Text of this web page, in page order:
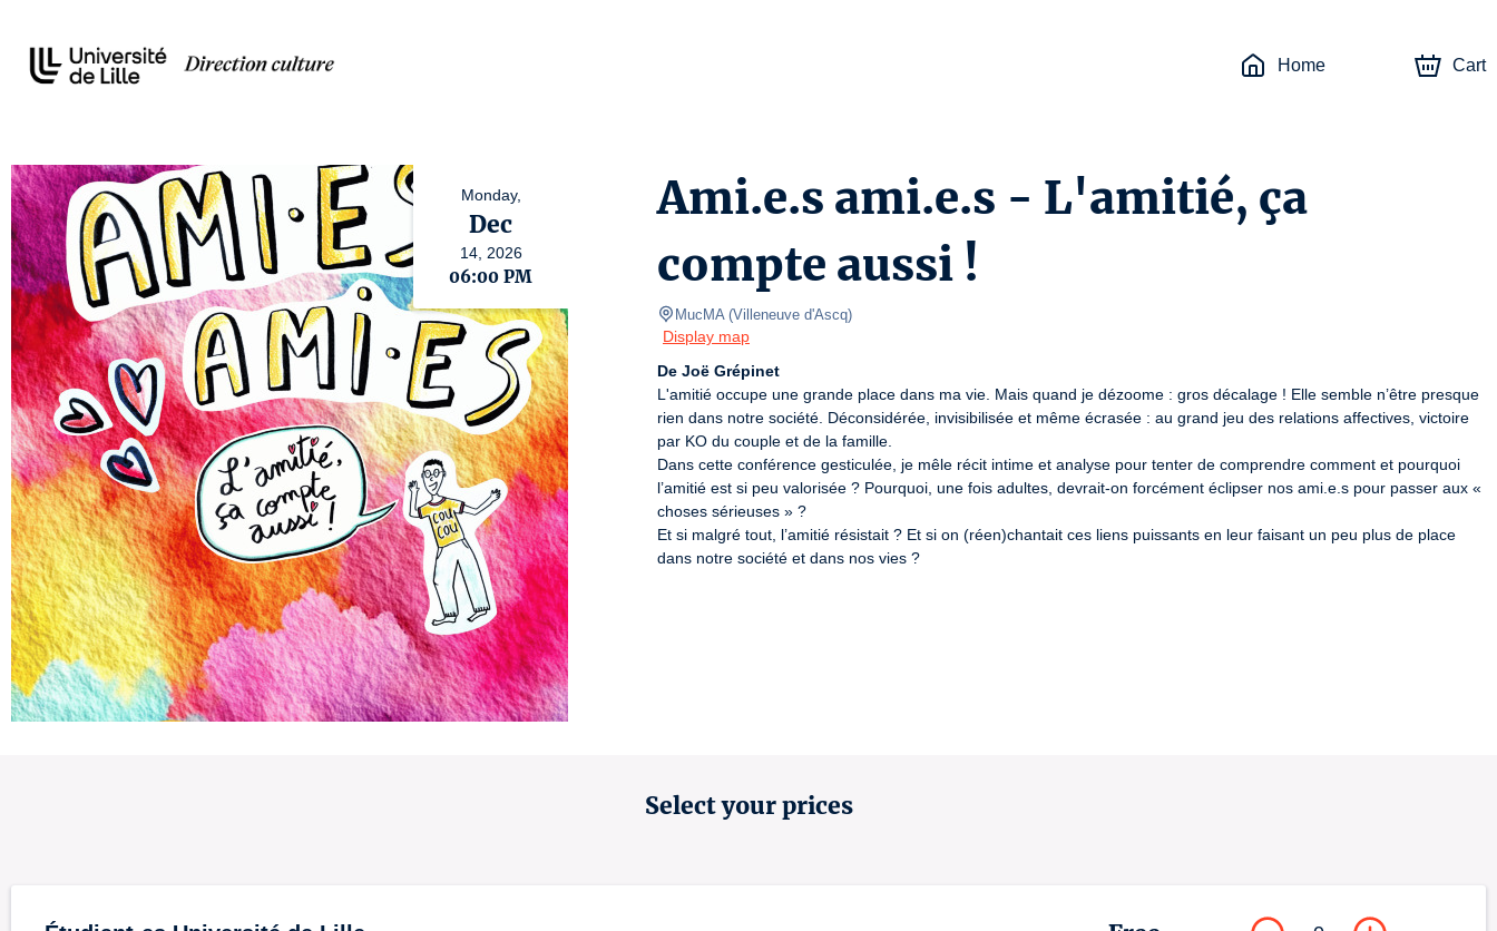
Home Cart
Monday,
Dec
14, 2026
06:00 PM
Ami.e.s ami.e.s - L'amitié, ça
compte aussi !
MucMA (Villeneuve d'Ascq)
Display map
De Joë Grépinet
L'amitié occupe une grande place dans ma vie. Mais quand je dézoome : gros décalage ! Elle semble n’être presque
rien dans notre société. Déconsidérée, invisibilisée et même écrasée : au grand jeu des relations affectives, victoire
par KO du couple et de la famille.
Dans cette conférence gesticulée, je mêle récit intime et analyse pour tenter de comprendre comment et pourquoi
l’amitié est si peu valorisée ? Pourquoi, une fois adultes, devrait-on forcément éclipser nos ami.e.s pour passer aux «
choses sérieuses » ?
Et si malgré tout, l’amitié résistait ? Et si on (réen)chantait ces liens puissants en leur faisant un peu plus de place
dans notre société et dans nos vies ?
Select your prices